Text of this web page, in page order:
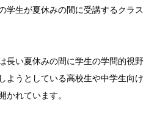
学生が夏休みの間に受講するクラス
長い夏休みの間に学生の学問的視野
ようとしている高校生や中学生向け
かれています。